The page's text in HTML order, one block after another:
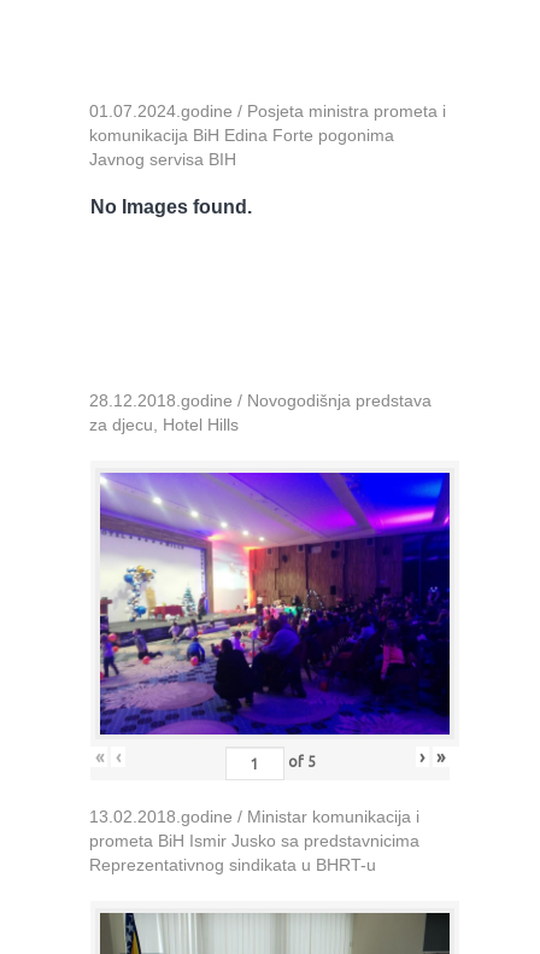
01.07.2024.godine / Posjeta ministra prometa i
komunikacija BiH Edina Forte pogonima
Javnog servisa BIH
No Images found.
28.12.2018.godine / Novogodišnja predstava
za djecu, Hotel Hills
« ‹ of 5 › »
13.02.2018.godine / Ministar komunikacija i
prometa BiH Ismir Jusko sa predstavnicima
Reprezentativnog sindikata u BHRT-u